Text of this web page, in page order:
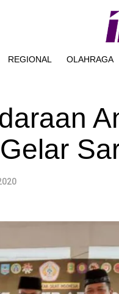
REGIONAL OLAHRAGA